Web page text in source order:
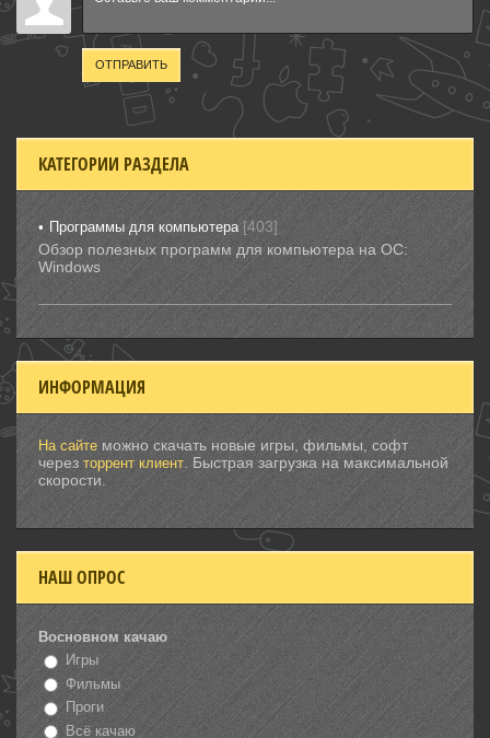
ОТПРАВИТЬ
КАТЕГОРИИ РАЗДЕЛА
Программы для компьютера [403]
Обзор полезных программ для компьютера на ОС:
Windows
ИНФОРМАЦИЯ
На сайте можно скачать новые игры, фильмы, софт
через торрент клиент . Быстрая загрузка на максимальной
скорости.
НАШ ОПРОС
Восновном качаю
Игры
Фильмы
Проги
Всё качаю